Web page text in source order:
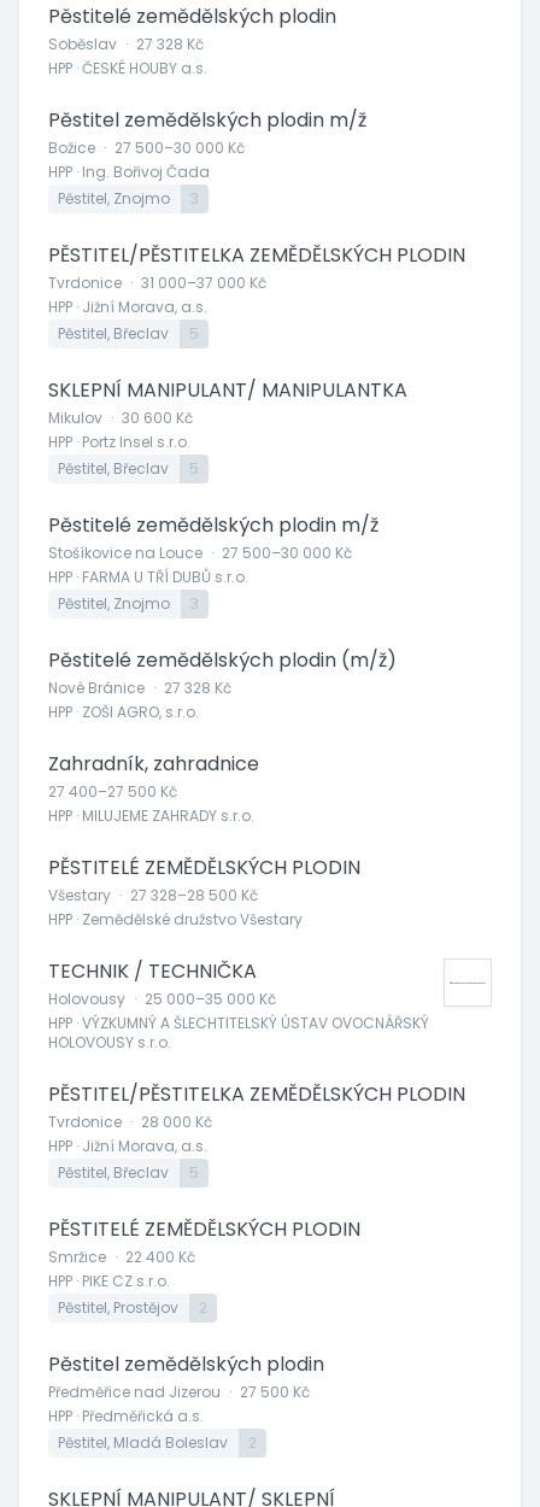
Pěstitelé zemědělských plodin
Soběslav · 27 328 Kč
HPP · ČESKÉ HOUBY a.s.
Pěstitel zemědělských plodin m/ž
Božice · 27 500–30 000 Kč
HPP · Ing. Bořivoj Čada
Pěstitel, Znojmo
3
PĚSTITEL/PĚSTITELKA ZEMĚDĚLSKÝCH PLODIN
Tvrdonice · 31 000–37 000 Kč
HPP · Jižní Morava, a.s.
Pěstitel, Břeclav
5
SKLEPNÍ MANIPULANT/ MANIPULANTKA
Mikulov · 30 600 Kč
HPP · Portz Insel s.r.o.
Pěstitel, Břeclav
5
Pěstitelé zemědělských plodin m/ž
Stošíkovice na Louce · 27 500–30 000 Kč
HPP · FARMA U TŘÍ DUBŮ s.r.o.
Pěstitel, Znojmo
3
Pěstitelé zemědělských plodin (m/ž)
Nové Bránice · 27 328 Kč
HPP · ZOŠI AGRO, s.r.o.
Zahradník, zahradnice
27 400–27 500 Kč
HPP · MILUJEME ZAHRADY s.r.o.
PĚSTITELÉ ZEMĚDĚLSKÝCH PLODIN
Všestary · 27 328–28 500 Kč
HPP · Zemědělské družstvo Všestary
TECHNIK / TECHNIČKA
Holovousy · 25 000–35 000 Kč
HPP · VÝZKUMNÝ A ŠLECHTITELSKÝ ÚSTAV OVOCNÁŘSKÝ
HOLOVOUSY s.r.o.
PĚSTITEL/PĚSTITELKA ZEMĚDĚLSKÝCH PLODIN
Tvrdonice · 28 000 Kč
HPP · Jižní Morava, a.s.
Pěstitel, Břeclav
5
PĚSTITELÉ ZEMĚDĚLSKÝCH PLODIN
Smržice · 22 400 Kč
HPP · PIKE CZ s.r.o.
Pěstitel, Prostějov
2
Pěstitel zemědělských plodin
Předměřice nad Jizerou · 27 500 Kč
HPP · Předměřická a.s.
Pěstitel, Mladá Boleslav
2
SKLEPNÍ MANIPULANT/ SKLEPNÍ